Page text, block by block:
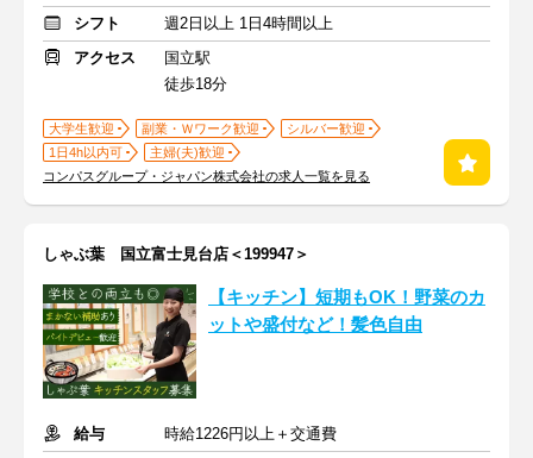
シフト
週2日以上 1日4時間以上
アクセス
国立駅
徒歩18分
大学生歓迎 副業・Ｗワーク歓迎
シルバー歓迎
1日4h以内可
主婦(夫)歓迎
コンパスグループ・ジャパン株式会社の求人一覧を見る
しゃぶ葉 国立富士見台店＜199947＞
【キッチン】短期もOK！野菜のカ
ットや盛付など！髪色自由
給与
時給1226円以上＋交通費